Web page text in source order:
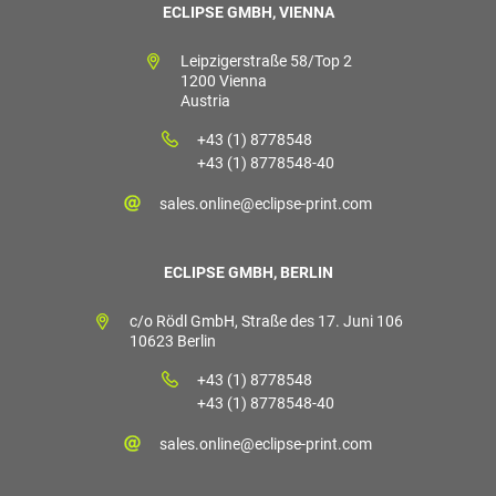
ECLIPSE GMBH, VIENNA
Leipzigerstraße 58/Top 2
1200 Vienna
Austria
+43 (1) 8778548
+43 (1) 8778548-40
sales.online@eclipse-print.com
ECLIPSE GMBH, BERLIN
c/o Rödl GmbH, Straße des 17. Juni 106
10623 Berlin
+43 (1) 8778548
+43 (1) 8778548-40
sales.online@eclipse-print.com